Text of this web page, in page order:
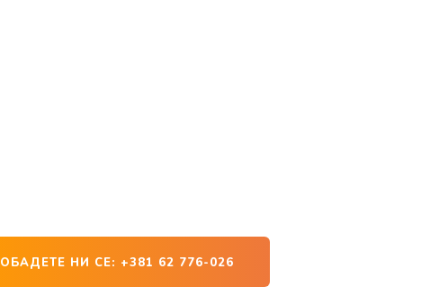
ОБАДЕТЕ НИ СЕ: +381 62 776-026